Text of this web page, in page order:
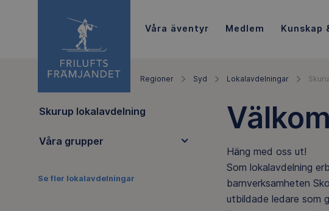
Våra äventyr Medlem Kunskap
Regioner Syd Lokalavdelningar
Skurup lokalavdelning
Våra grupper
Se fler lokalavdelningar
Häng med oss ut!
Som lokalavdelning
barnverksamheten
utbildade ledare som